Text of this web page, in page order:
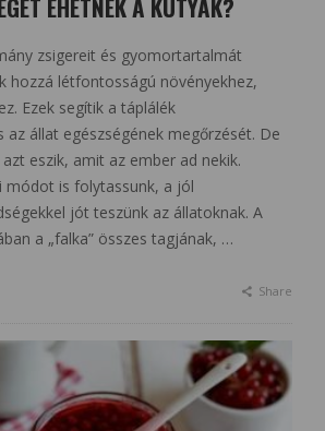
EHETNEK A KUTYÁK?
zsigereit és gyomortartalmát
hozzá létfontosságú növényekhez,
Ezek segítik a táplálék
az állat egészségének megőrzését. De
eszik, amit az ember ad nekik.
módot is folytassunk, a jól
jót teszünk az állatoknak. A
a „falka” összes tagjának, …
Share